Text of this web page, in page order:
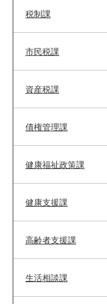
税制課
市民税課
資産税課
債権管理課
健康福祉政策課
健康支援課
高齢者支援課
生活相談課